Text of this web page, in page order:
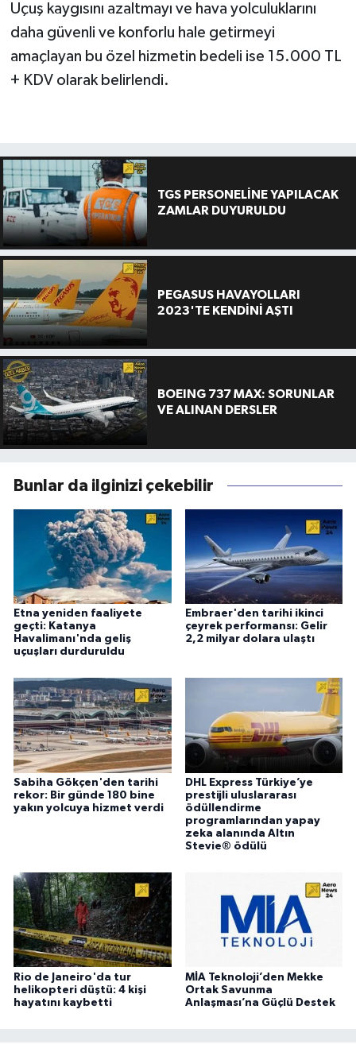
Uçuş kaygısını azaltmayı ve hava yolculuklarını
daha güvenli ve konforlu hale getirmeyi
amaçlayan bu özel hizmetin bedeli ise 15.000 TL
+ KDV olarak belirlendi.
TGS PERSONELİNE YAPILACAK
ZAMLAR DUYURULDU
PEGASUS HAVAYOLLARI
2023'TE KENDİNİ AŞTI
BOEING 737 MAX: SORUNLAR
VE ALINAN DERSLER
Bunlar da ilginizi çekebilir
Etna yeniden faaliyete
geçti: Katanya
Havalimanı'nda geliş
uçuşları durduruldu
Embraer'den tarihi ikinci
çeyrek performansı: Gelir
2,2 milyar dolara ulaştı
Sabiha Gökçen'den tarihi
rekor: Bir günde 180 bine
yakın yolcuya hizmet verdi
DHL Express Türkiye’ye
prestijli uluslararası
ödüllendirme
programlarından yapay
zeka alanında Altın
Stevie® ödülü
Rio de Janeiro'da tur
helikopteri düştü: 4 kişi
hayatını kaybetti
MİA Teknoloji’den Mekke
Ortak Savunma
Anlaşması’na Güçlü Destek